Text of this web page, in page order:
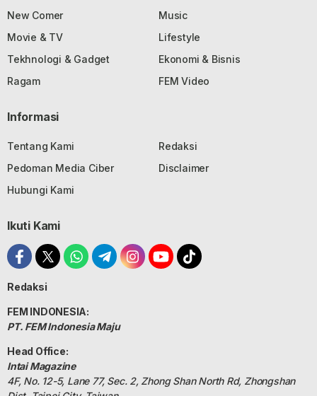
New Comer
Music
Movie & TV
Lifestyle
Tekhnologi & Gadget
Ekonomi & Bisnis
Ragam
FEM Video
Informasi
Tentang Kami
Redaksi
Pedoman Media Ciber
Disclaimer
Hubungi Kami
Ikuti Kami
Redaksi
FEM INDONESIA:
PT. FEM Indonesia Maju
Head Office:
Intai Magazine
4F, No. 12-5, Lane 77, Sec. 2, Zhong Shan North Rd, Zhongshan